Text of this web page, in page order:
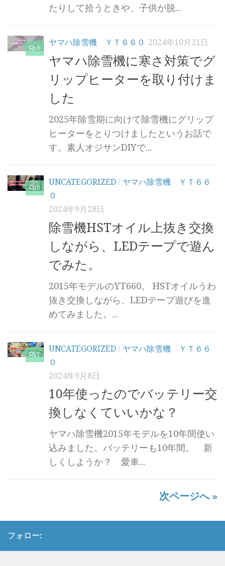
たりして拾うときや、子供が脱...
0
ヤマハ除雪機 ＹＴ６６０ 2024年10月21日
ヤマハ除雪機に寒さ対策でグ
リップヒーターを取り付けま
した
2025年除雪期に向けて除雪機にグリップ
ヒーターをとりつけましたというお話で
す。素人オジサンDIYで...
0
UNCATEGORIZED / ヤマハ除雪機 ＹＴ６６
０
2024年9月28日
除雪機HSTオイル上抜き交換
しながら、LEDテープで遊ん
でみた。
2015年モデルのYT660。 HSTオイルうわ
抜き交換しながら、LEDテープ遊びを進
めてみました。...
1
UNCATEGORIZED / ヤマハ除雪機 ＹＴ６６
０
2024年9月8日
10年使ったのでバッテリー交
換しなくていいかな？
ヤマハ除雪機2015年モデルを10年間使い
込みました。バッテリーも10年間。 新
しくしようか？ 愛車...
次ページへ »
フォロー: